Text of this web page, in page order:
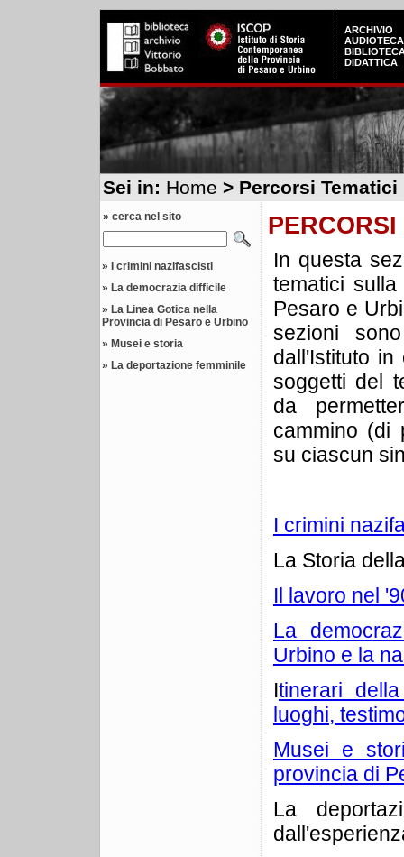
ARCHIVIO
AUDIOTECA
DIDATTICA
Sei in: Home > Percorsi Tematici
» cerca nel sito
»
I crimini nazifascisti
» La democrazia difficile
» La Linea Gotica nella
Provincia di Pesaro e Urbino
» Musei e storia
» La deportazione femminile
In questa
tematici
Pesaro e
sezioni
dall'Istituto
soggetti del
da
cammino (di
su ciascun
I crimini
La Storia
Il lavoro nel
La
Urbino e la
Itinerari
luoghi,
Musei e
provincia di
La